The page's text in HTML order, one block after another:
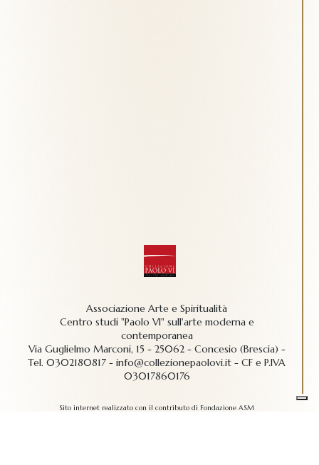
Associazione Arte e Spiritualità
Centro studi "Paolo VI" sull'arte moderna e
contemporanea
Via Guglielmo Marconi, 15 - 25062 - Concesio (Brescia) -
Tel.0302180817 -info@collezionepaolovi.it - CF e P.IVA
03017860176
Sito internet realizzato con il contributo di Fondazione ASM